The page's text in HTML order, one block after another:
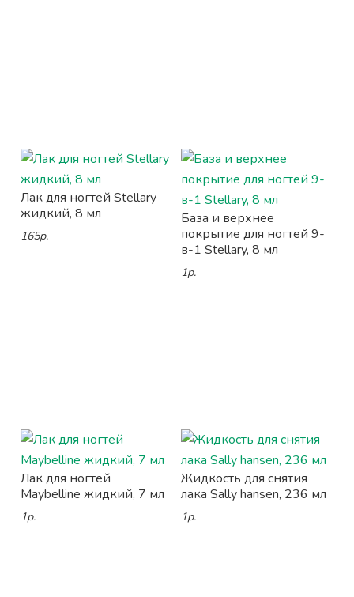
Лак для ногтей Stellary
жидкий, 8 мл
165р.
База и верхнее
покрытие для ногтей 9-
в-1 Stellary, 8 мл
1р.
Лак для ногтей
Maybelline жидкий, 7 мл
1р.
Жидкость для снятия
лака Sally hansen, 236 мл
1р.